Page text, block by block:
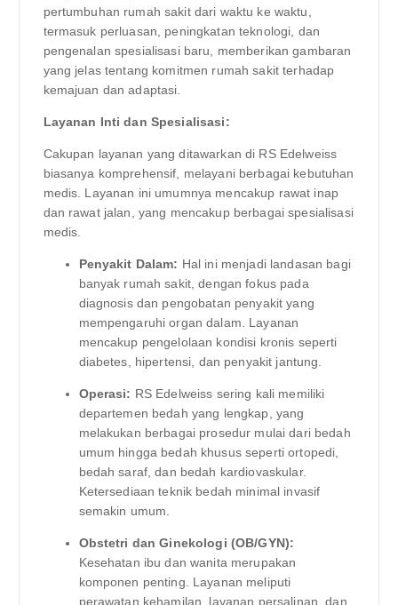
pertumbuhan rumah sakit dari waktu ke waktu,
termasuk perluasan, peningkatan teknologi, dan
pengenalan spesialisasi baru, memberikan gambaran
yang jelas tentang komitmen rumah sakit terhadap
kemajuan dan adaptasi.
Layanan Inti dan Spesialisasi:
Cakupan layanan yang ditawarkan di RS Edelweiss
biasanya komprehensif, melayani berbagai kebutuhan
medis. Layanan ini umumnya mencakup rawat inap
dan rawat jalan, yang mencakup berbagai spesialisasi
medis.
Penyakit Dalam: Hal ini menjadi landasan bagi
banyak rumah sakit, dengan fokus pada
diagnosis dan pengobatan penyakit yang
mempengaruhi organ dalam. Layanan
mencakup pengelolaan kondisi kronis seperti
diabetes, hipertensi, dan penyakit jantung.
Operasi: RS Edelweiss sering kali memiliki
departemen bedah yang lengkap, yang
melakukan berbagai prosedur mulai dari bedah
umum hingga bedah khusus seperti ortopedi,
bedah saraf, dan bedah kardiovaskular.
Ketersediaan teknik bedah minimal invasif
semakin umum.
Obstetri dan Ginekologi (OB/GYN):
Kesehatan ibu dan wanita merupakan
komponen penting. Layanan meliputi
perawatan kehamilan, layanan persalinan, dan